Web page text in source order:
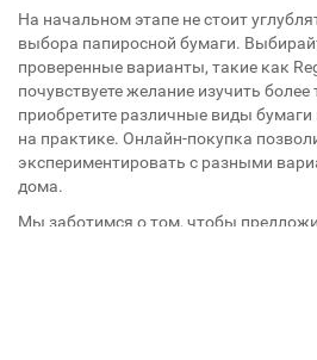
На начальном этапе не стоит
выбора папиросной бумаги.
проверенные варианты, такие как
почувствуете желание изучить
приобретите различные виды бумаги
на практике. Онлайн-покупка
экспериментировать с разными
дома.
Мы заботимся о том, чтобы